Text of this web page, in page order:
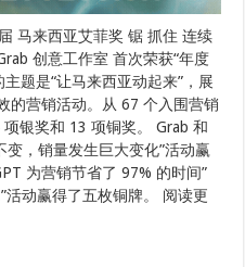
马来西亚艾菲奖 锯 抓住 连续
创意工作室 首次荣获“年度
题是“让马来西亚动起来”，展
的营销活动。从 67 个入围营销
银奖和 13 项铜奖。 Grab 和
变，销量发生巨大变化”活动赢
为营销节省了 97% 的时间”
动赢得了五枚铜牌。 阅读更